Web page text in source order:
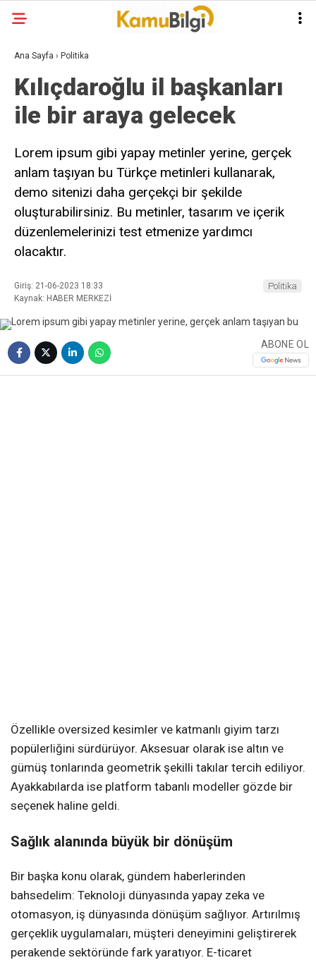
Ana Sayfa › Politika
Kılıçdaroğlu il başkanları
ile bir araya gelecek
Lorem ipsum gibi yapay metinler yerine, gerçek
anlam taşıyan bu Türkçe metinleri kullanarak,
demo sitenizi daha gerçekçi bir şekilde
oluşturabilirsiniz. Bu metinler, tasarım ve içerik
düzenlemelerinizi test etmenize yardımcı
olacaktır.
Giriş: 21-06-2023 18:33
Kaynak: HABER MERKEZİ
Politika
ABONE OL
Özellikle oversized kesimler ve katmanlı giyim tarzı
popülerliğini sürdürüyor. Aksesuar olarak ise altın ve
gümüş tonlarında geometrik şekilli takılar tercih ediliyor.
Ayakkabılarda ise platform tabanlı modeller gözde bir
seçenek haline geldi.
Sağlık alanında büyük bir dönüşüm
Bir başka konu olarak, gündem haberlerinden
bahsedelim: Teknoloji dünyasında yapay zeka ve
otomasyon, iş dünyasında dönüşüm sağlıyor. Artırılmış
gerçeklik uygulamaları, müşteri deneyimini geliştirerek
perakende sektöründe fark yaratıyor. E-ticaret